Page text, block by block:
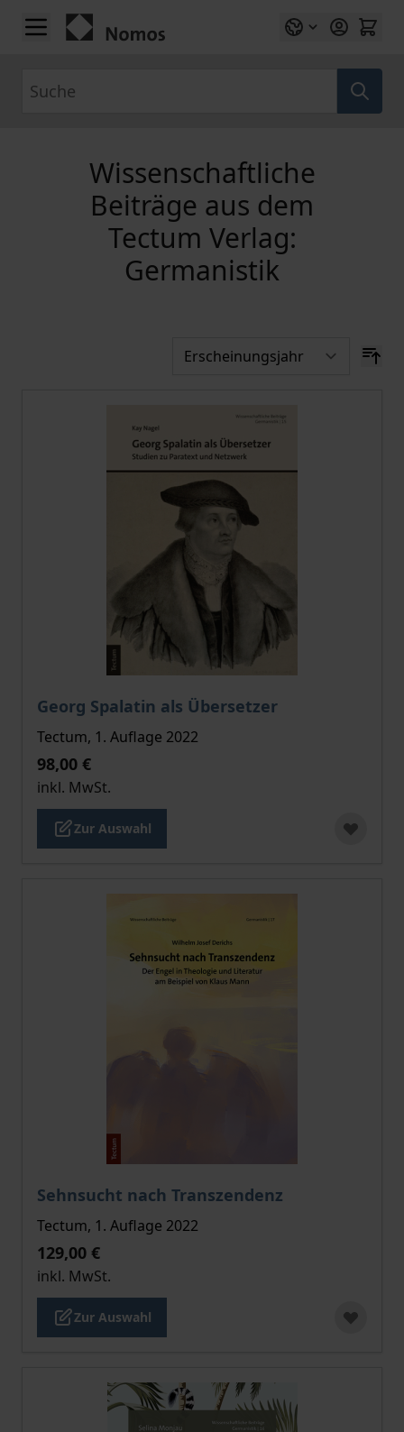
Zum Inhalt springen
Wissenschaftliche
Beiträge aus dem
Tectum Verlag:
Germanistik
Georg Spalatin als Übersetzer
Der Preis dieses Titels richtet sich nach der
Tectum, 1. Auflage 2022
98,00 €
inkl. MwSt.
Zur Auswahl
Sehnsucht nach Transzendenz
Der Preis dieses Titels richtet sich nach der
Tectum, 1. Auflage 2022
129,00 €
inkl. MwSt.
Zur Auswahl